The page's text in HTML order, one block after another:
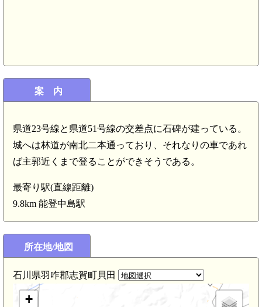
案 内
県道23号線と県道51号線の交差点に石碑が建っている。
城へは林道が南北二本通っており、それなりの車であれ
ば主郭近くまで登ることができそうである。
最寄り駅(直線距離)
9.8km 能登中島駅
所在地/地図
石川県羽咋郡志賀町貝田
+